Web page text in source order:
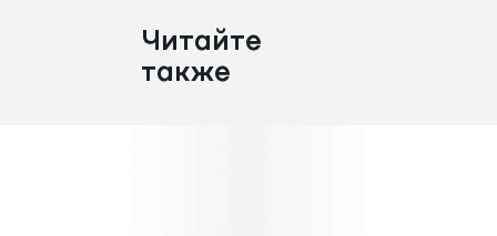
Читайте
также